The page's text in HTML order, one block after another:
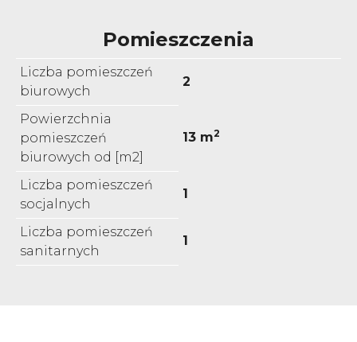
Pomieszczenia
Liczba pomieszczeń
biurowych
2
Powierzchnia
pomieszczeń
biurowych od [m2]
13 m2
Liczba pomieszczeń
socjalnych
1
Liczba pomieszczeń
sanitarnych
1